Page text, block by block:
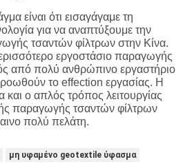
είναι ότι εισαγάγαμε τη
για να αναπτύξουμε την
τσαντών φίλτρων στην Κίνα.
εργοστάσιο παραγωγής
από πολύ ανθρώπινο εργαστήριο
το effection εργασίας. Η
και ο απλός τρόπος λειτουργίας
παραγωγής τσαντών φίλτρων
πολύ πελάτη.
μη υφαμένο geotextile ύφασμα